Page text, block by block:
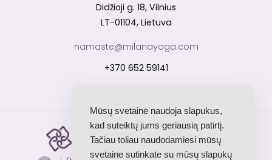
Didžioji g. 18, Vilnius
LT-01104, Lietuva
namaste@milanayoga.com
+370 652 59141
Yoga Alliance
RYS · akredituota mokykla
Mūsų svetainė naudoja slapukus,
kad suteiktų jums geriausią patirtį.
Tačiau toliau naudodamiesi mūsų
svetaine sutinkate su mūsų slapukų